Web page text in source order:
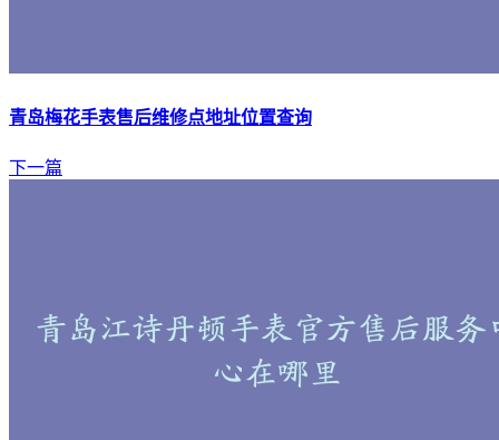
青岛梅花手表售后维修点地址位置查询
下一篇